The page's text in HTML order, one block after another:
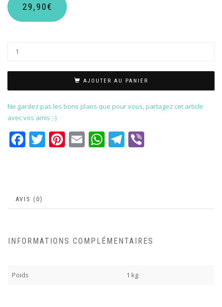
29,90€
AJOUTER AU PANIER
Ne gardez pas les bons plans que pour vous, partagez cet article
avec vos amis ;-)
Facebook
Twitter
Pinterest
EmailWhatsApp
Telegram
AVIS (0)
INFORMATIONS COMPLÉMENTAIRES
Poids 1 kg